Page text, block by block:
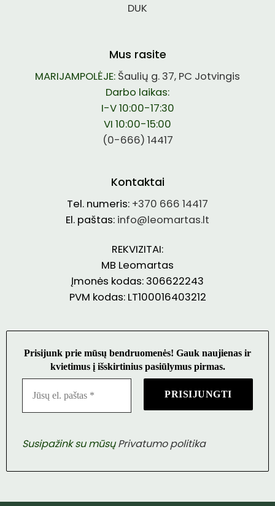
DUK
Mus rasite
MARIJAMPOLĖJE: Šaulių g. 37, PC Jotvingis
Darbo laikas:
I-V 10:00-17:30
VI 10:00-15:00
(0-666) 14417
Kontaktai
Tel. numeris: +370 666 14417
El. paštas: info@leomartas.lt
REKVIZITAI:
MB Leomartas
Įmonės kodas: 306622243
PVM kodas: LT100016403212
Prisijunk prie mūsų bendruomenės! Gauk naujienas ir
kvietimus į išskirtinius pasiūlymus pirmas.
Susipažink su mūsųPrivatumo politika